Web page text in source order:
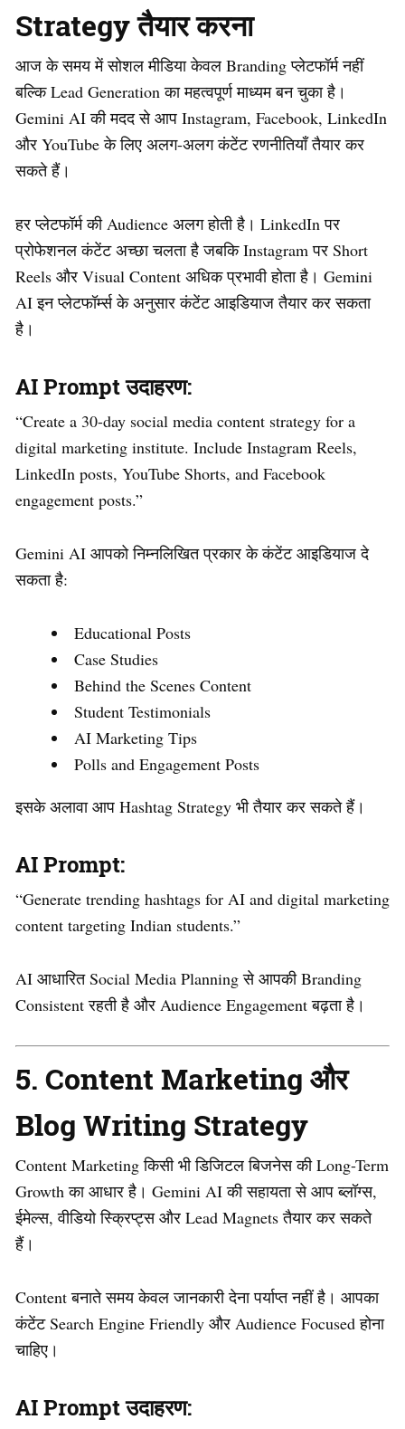
Strategy तैयार करना
आज के समय में सोशल मीडिया केवल Branding प्लेटफॉर्म नहीं
बल्कि Lead Generation का महत्वपूर्ण माध्यम बन चुका है।
Gemini AI की मदद से आप Instagram, Facebook, LinkedIn
और YouTube के लिए अलग-अलग कंटेंट रणनीतियाँ तैयार कर
सकते हैं।
हर प्लेटफॉर्म की Audience अलग होती है। LinkedIn पर
प्रोफेशनल कंटेंट अच्छा चलता है जबकि Instagram पर Short
Reels और Visual Content अधिक प्रभावी होता है। Gemini
AI इन प्लेटफॉर्म्स के अनुसार कंटेंट आइडियाज तैयार कर सकता
है।
AI Prompt उदाहरण:
“Create a 30-day social media content strategy for a
digital marketing institute. Include Instagram Reels,
LinkedIn posts, YouTube Shorts, and Facebook
engagement posts.”
Gemini AI आपको निम्नलिखित प्रकार के कंटेंट आइडियाज दे
सकता है:
Educational Posts
Case Studies
Behind the Scenes Content
Student Testimonials
AI Marketing Tips
Polls and Engagement Posts
इसके अलावा आप Hashtag Strategy भी तैयार कर सकते हैं।
AI Prompt:
“Generate trending hashtags for AI and digital marketing
content targeting Indian students.”
AI आधारित Social Media Planning से आपकी Branding
Consistent रहती है और Audience Engagement बढ़ता है।
5. Content Marketing और
Blog Writing Strategy
Content Marketing किसी भी डिजिटल बिजनेस की Long-Term
Growth का आधार है। Gemini AI की सहायता से आप ब्लॉग्स,
ईमेल्स, वीडियो स्क्रिप्ट्स और Lead Magnets तैयार कर सकते
हैं।
Content बनाते समय केवल जानकारी देना पर्याप्त नहीं है। आपका
कंटेंट Search Engine Friendly और Audience Focused होना
चाहिए।
AI Prompt उदाहरण: